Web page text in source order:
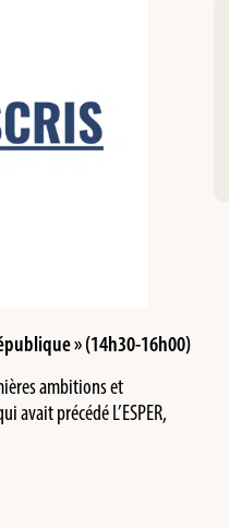
» (14h30-16h00)
ambitions et
avait précédé L’ESPER,